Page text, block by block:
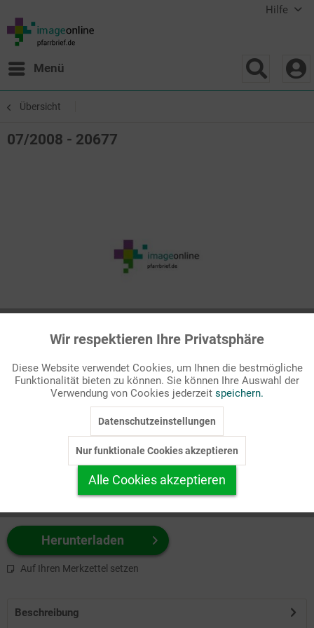
Hilfe
Menü
Übersicht
07/2008 - 20677
Passende Stichworte
Witz
zuerst Ihr Produktformat aus.
z.B. Farbe-Grafik, Schwarz-Weiß-Grafik, mit/ohne Text ...
Herunterladen
Auf Ihren Merkzettel setzen
Beschreibung
Funktionale Aktiv
Marketing Inaktiv
Personalisierung Inaktiv
Service
Wir respektieren Ihre Privatsphäre
Diese Website verwendet Cookies, um Ihnen die bestmögliche
Funktionalität bieten zu können. Sie können Ihre Auswahl der
Verwendung von Cookies jederzeit speichern.
Datenschutzeinstellungen
Nur funktionale Cookies akzeptieren
Alle Cookies akzeptieren